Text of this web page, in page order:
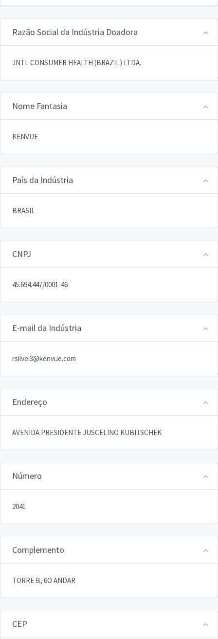
Razão Social da Indústria Doadora
JNTL CONSUMER HEALTH (BRAZIL) LTDA.
Nome Fantasia
KENVUE
País da Indústria
BRASIL
CNPJ
45.694.447/0001-46
E-mail da Indústria
rsilvei3@kenvue.com
Endereço
AVENIDA PRESIDENTE JUSCELINO KUBITSCHEK
Número
2041
Complemento
TORRE B, 6O ANDAR
CEP